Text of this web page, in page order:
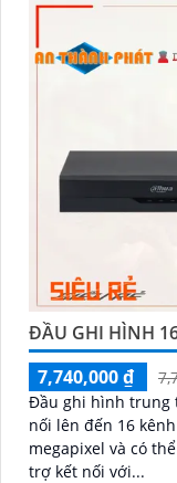
ĐẦU GHI HÌNH
7,740,000 ₫
Đầu ghi hình trung
nối lên đến 16 kênh
megapixel và có thể mở
trợ kết nối với...